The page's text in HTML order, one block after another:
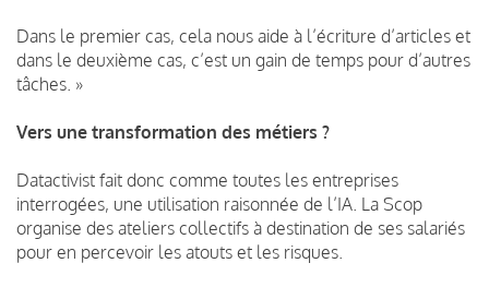
Dans le premier cas, cela nous aide à l’écriture d’articles et
dans le deuxième cas, c’est un gain de temps pour d’autres
tâches. »
Vers une transformation des métiers ?
Datactivist fait donc comme toutes les entreprises
interrogées, une utilisation raisonnée de l’IA. La Scop
organise des ateliers collectifs à destination de ses salariés
pour en percevoir les atouts et les risques.